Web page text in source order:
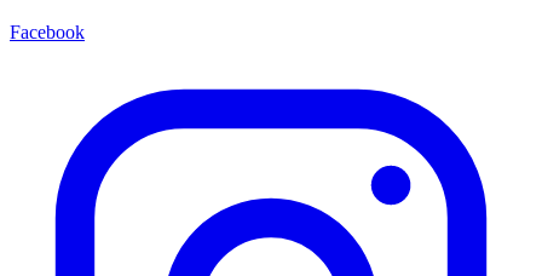
Facebook